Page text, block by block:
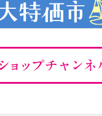
ン、ビオチ
分解ケラチ
，２−ヘキ
チルヘキシ